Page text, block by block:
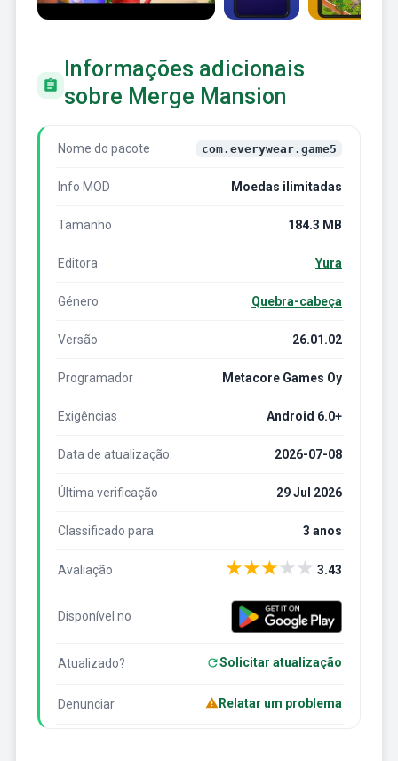
Informações adicionais
sobre Merge Mansion
Nome do pacote com.everywear.game5
Info MOD Moedas ilimitadas
Tamanho 184.3 MB
Editora Yura
Género Quebra-cabeça
Versão 26.01.02
Programador Metacore Games Oy
Exigências Android 6.0+
Data de atualização: 2026-07-08
Última verificação 29 Jul 2026
Classificado para 3 anos
Avaliação ★★★★★ 3.43
Disponível no
Atualizado? Solicitar atualização
Denunciar Relatar um problema